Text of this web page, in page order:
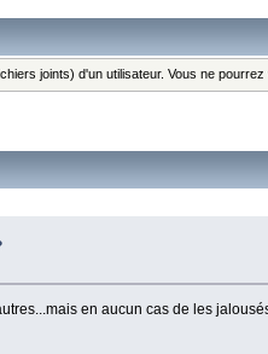
joints) d'un utilisateur. Vous ne
en aucun cas de les